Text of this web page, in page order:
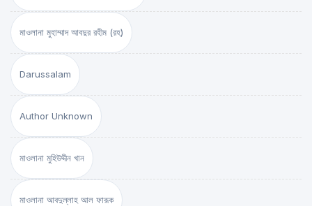
মাওলানা মুহাম্মাদ আবদুর রহীম (রহ)
Darussalam
Author Unknown
মাওলানা মুহিউদ্দীন খান
মাওলানা আবদুল্লাহ আল ফারূক